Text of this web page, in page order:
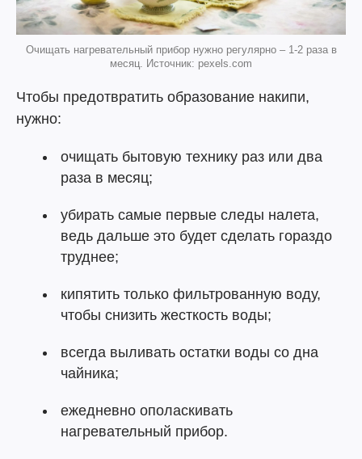
Очищать нагревательный прибор нужно регулярно – 1-2 раза в
месяц. Источник: pexels.com
Чтобы предотвратить образование накипи,
нужно:
очищать бытовую технику раз или два
раза в месяц;
убирать самые первые следы налета,
ведь дальше это будет сделать гораздо
труднее;
кипятить только фильтрованную воду,
чтобы снизить жесткость воды;
всегда выливать остатки воды со дна
чайника;
ежедневно ополаскивать
нагревательный прибор.